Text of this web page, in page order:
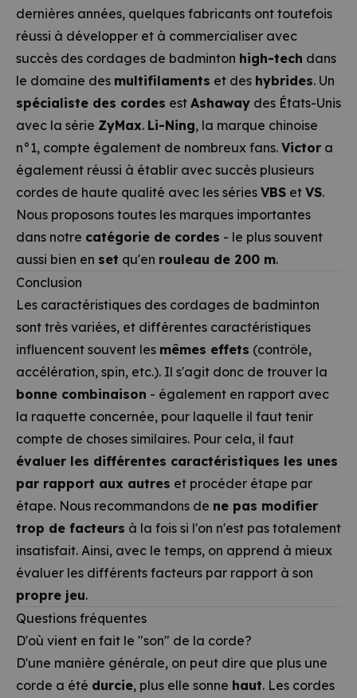
dernières années, quelques fabricants ont toutefois
réussi à développer et à commercialiser avec
succès des cordages de badminton high-tech dans
le domaine des multifilaments et des hybrides. Un
spécialiste des cordes est Ashaway des États-Unis
avec la série ZyMax. Li-Ning, la marque chinoise
n°1, compte également de nombreux fans. Victor a
également réussi à établir avec succès plusieurs
cordes de haute qualité avec les séries VBS et VS.
Nous proposons toutes les marques importantes
dans notre catégorie de cordes - le plus souvent
aussi bien en set qu'en rouleau de 200 m.
Conclusion
Les caractéristiques des cordages de badminton
sont très variées, et différentes caractéristiques
influencent souvent les mêmes effets (contrôle,
accélération, spin, etc.). Il s'agit donc de trouver la
bonne combinaison - également en rapport avec
la raquette concernée, pour laquelle il faut tenir
compte de choses similaires. Pour cela, il faut
évaluer les différentes caractéristiques les unes
par rapport aux autres et procéder étape par
étape. Nous recommandons de ne pas modifier
trop de facteurs à la fois si l'on n'est pas totalement
insatisfait. Ainsi, avec le temps, on apprend à mieux
évaluer les différents facteurs par rapport à son
propre jeu.
Questions fréquentes
D'où vient en fait le "son" de la corde?
D'une manière générale, on peut dire que plus une
corde a été durcie, plus elle sonne haut. Les cordes